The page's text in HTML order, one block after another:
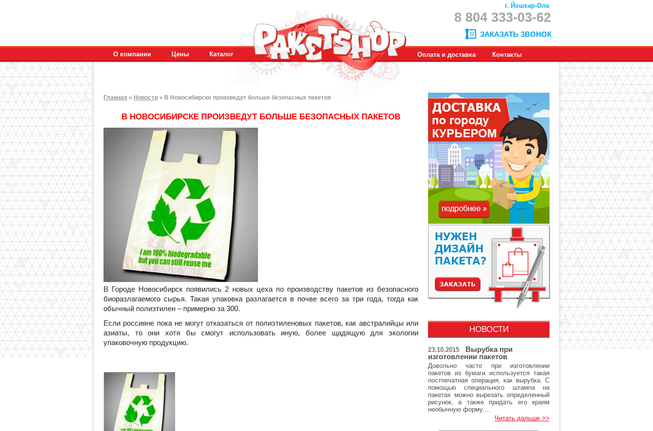
О компании Цены Каталог
г. Йошкар-Ола
8 804 333-03-62
ЗАКАЗАТЬ ЗВОНОК
Оплата и доставка Контакты
Главная » Новости » В Новосибирске произведут больше безопасных пакетов
В НОВОСИБИРСКЕ ПРОИЗВЕДУТ БОЛЬШЕ БЕЗОПАСНЫХ ПАКЕТОВ
В Городе Новосибирск появились 2 новых цеха по производству пакетов из безопасного
биоразлагаемого сырья. Такая упаковка разлагается в почве всего за три года, тогда как
обычный полиэтилен – примерно за 300.
Если россияне пока не могут отказаться от полиэтиленовых пакетов, как австралийцы или
азиаты, то они хотя бы смогут использовать иную, более щадящую для экологии
упаковочную продукцию.
НОВОСТИ
23.10.2015
Вырубка при
изготовлении пакетов
Довольно часто при изготовлении
пакетов из бумаги используется такая
постпечатная операция, как вырубка. С
помощью специального штампа на
пакетах можно вырезать определенный
рисунок, а также придать его краям
необычную форму.…
Читать дальше >>